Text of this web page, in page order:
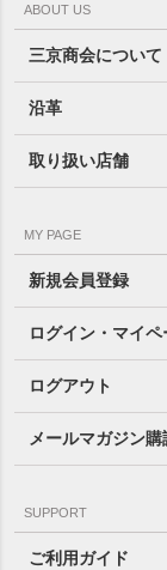
ABOUT US
三京商会について
沿革
取り扱い店舗
MY PAGE
新規会員登録
ログイン・マイペ
ログアウト
メールマガジン購
SUPPORT
ご利用ガイド